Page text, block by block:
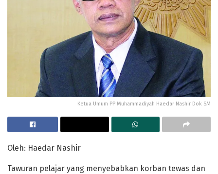
Ketua Umum PP Muhammadiyah Haedar Nashir Dok SM
Oleh: Haedar Nashir
Tawuran pelajar yang menyebabkan korban tewas dan